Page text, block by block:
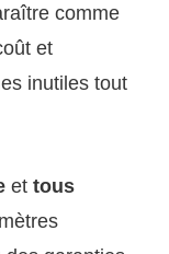
comme
et
inutiles tout
et tous